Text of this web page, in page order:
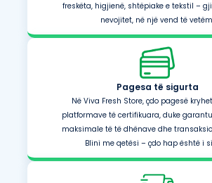
freskëta, higjienë, shtëpiake e tekstil –
nevojitet, në një vend të
Pagesa të sigurta
Në Viva Fresh Store, çdo pagesë
platformave të certifikuara, duke
maksimale të të dhënave dhe
Blini me qetësi – çdo hap është i